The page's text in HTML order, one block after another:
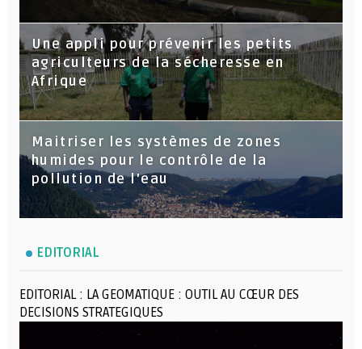
Une appli pour prévenir les petits
agriculteurs de la sécheresse en
Afrique
Maitriser les systèmes de zones
humides pour le contrôle de la
pollution de l'eau
EDITORIAL
EDITORIAL : LA GEOMATIQUE : OUTIL AU CŒUR DES
DECISIONS STRATEGIQUES